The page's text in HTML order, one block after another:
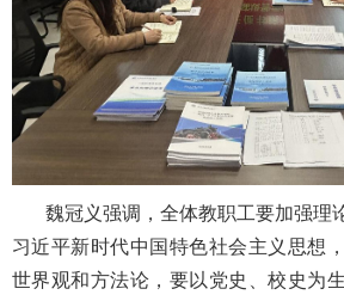
魏冠义强调，全体教职工要加强理
习近平新时代中国特色社会主义思想
世界观和方法论，要以党史、校史为